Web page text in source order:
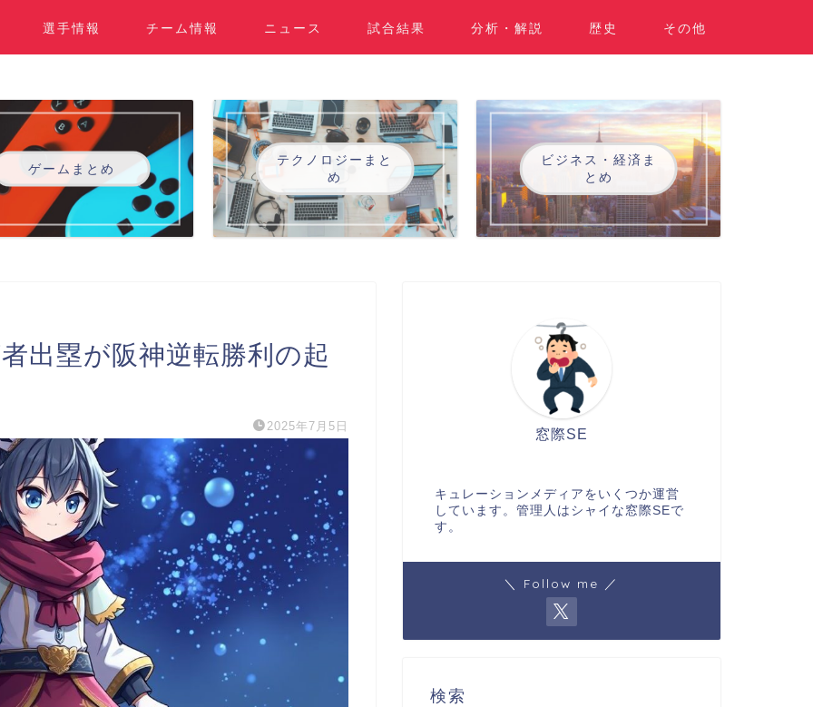
選手情報 チーム情報 ニュース 試合結果 分析・解説 歴史 その他
ゲームまとめ
テクノロジーまと
め
ビジネス・経済ま
とめ
出塁が阪神逆転勝利の起
2025年7月5日
窓際SE
キュレーションメディアをいくつか運営
しています。管理人はシャイな窓際SEで
す。
＼ Follow me ／
検索